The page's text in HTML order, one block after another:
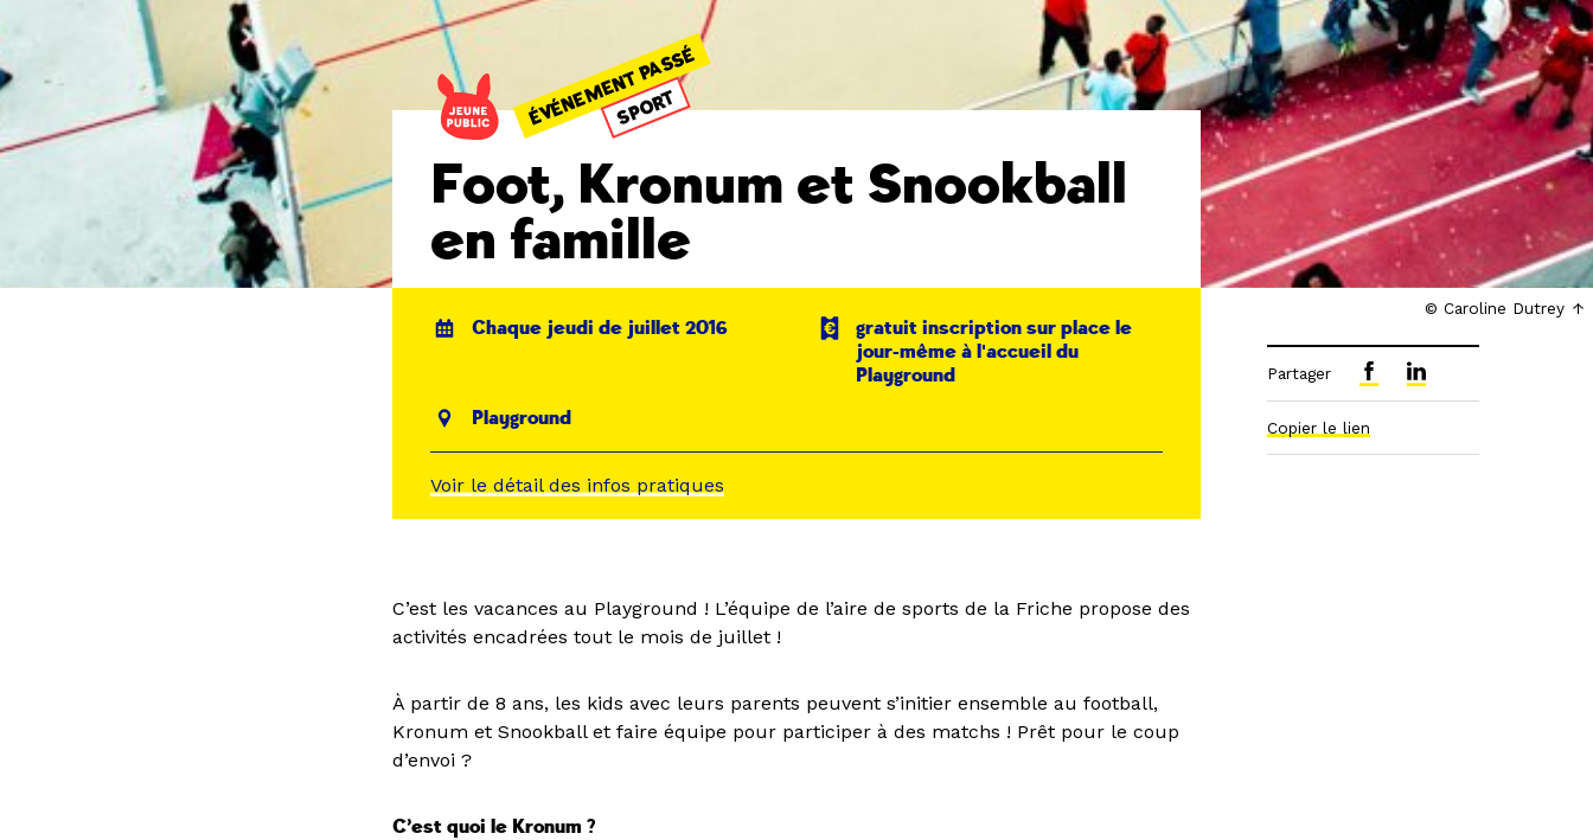
© Caroline Dutrey
ÉVÉNEMENT PASSÉ
SPORT
Foot, Kronum et Snookball
en famille
Chaque jeudi de juillet 2016
gratuit inscription sur place le
jour-même à l'accueil du
Playground
Playground
Voir le détail des infos pratiques
C’est les vacances au Playground ! L’équipe de l’aire de sports de la Friche propose des
activités encadrées tout le mois de juillet !
À partir de 8 ans, les kids avec leurs parents peuvent s’initier ensemble au football,
Kronum et Snookball et faire équipe pour participer à des matchs ! Prêt pour le coup
d’envoi ?
C’est quoi le Kronum ?
Partager
Copier le lien